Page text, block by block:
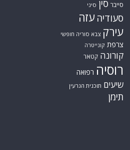
סייבר סין סיני
סעודיה עזה
עירק צבא סוריה חופשי
צרפת קונייטרה
קורונה קטאר
רוסיה רפואה
שיעים תוכנית הגרעין
תימן